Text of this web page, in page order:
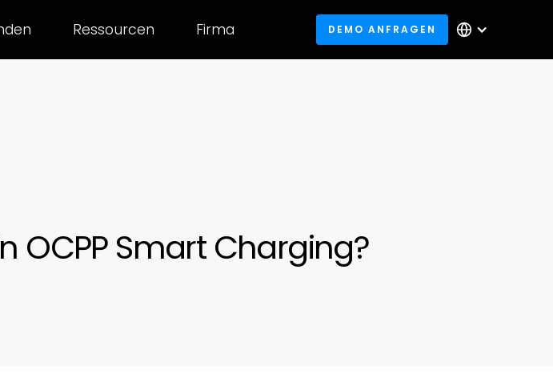
Ressourcen Firma DEMO ANFRAGEN
OCPP Smart Charging?